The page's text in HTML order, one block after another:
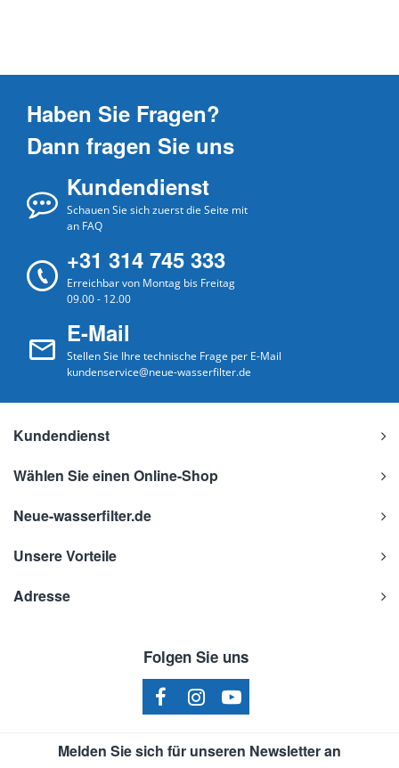
Haben Sie Fragen?
Dann fragen Sie uns
Kundendienst
Schauen Sie sich zuerst die Seite mit
an FAQ
+31 314 745 333
Erreichbar von Montag bis Freitag
09.00 - 12.00
E-Mail
Stellen Sie Ihre technische Frage per E-Mail
kundenservice@neue-wasserfilter.de
Kundendienst
Wählen Sie einen Online-Shop
Neue-wasserfilter.de
Unsere Vorteile
Adresse
Folgen Sie uns
Melden Sie sich für unseren Newsletter an